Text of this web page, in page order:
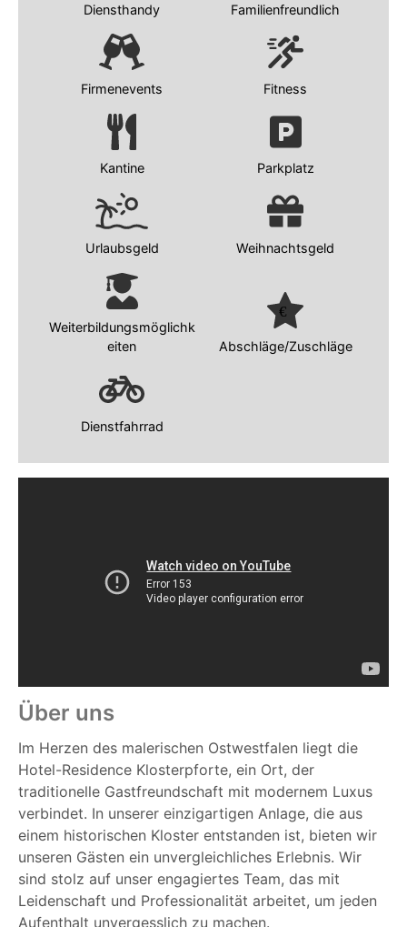
Über uns
Im Herzen des malerischen Ostwestfalen liegt die
Hotel-Residence Klosterpforte, ein Ort, der
traditionelle Gastfreundschaft mit modernem Luxus
verbindet. In unserer einzigartigen Anlage, die aus
einem historischen Kloster entstanden ist, bieten wir
unseren Gästen ein unvergleichliches Erlebnis. Wir
sind stolz auf unser engagiertes Team, das mit
Leidenschaft und Professionalität arbeitet, um jeden
Aufenthalt unvergesslich zu machen.
Diensthandy Familienfreundlich
Firmenevents Fitness
Kantine Parkplatz
Urlaubsgeld Weihnachtsgeld
Weiterbildungsmöglichk
eiten
Abschläge/Zuschläge
Dienstfahrrad